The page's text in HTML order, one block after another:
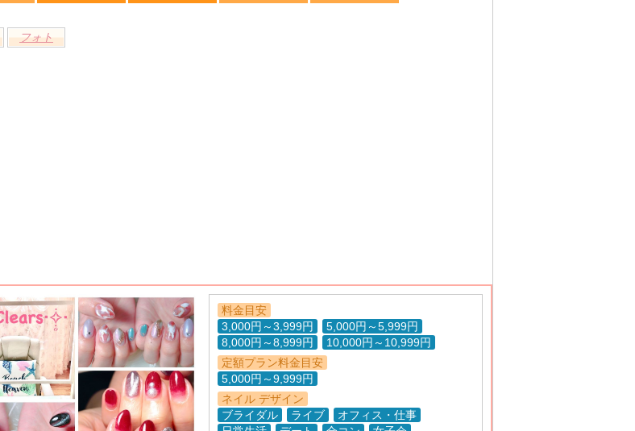
フォト
料金目安
3,000円～3,999円
5,000円～5,999円
8,000円～8,999円
10,000円～10,999円
定額プラン料金目安
5,000円～9,999円
ネイル デザイン
ブライダル
ライブ
オフィス・仕事